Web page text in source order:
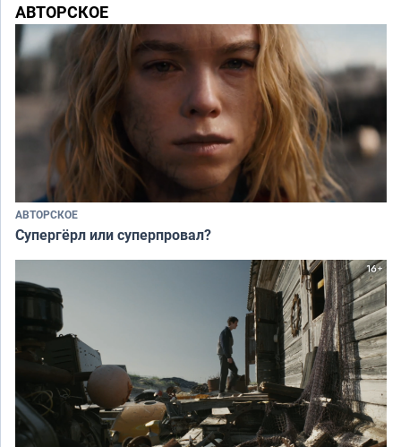
АВТОРСКОЕ
АВТОРСКОЕ
Супергёрл или суперпровал?